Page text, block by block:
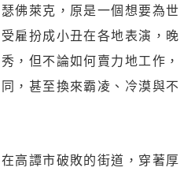
佛萊克，原是一個想要為世
雇扮成小丑在各地表演，晚
，但不論如何賣力地工作，
，甚至換來霸凌、冷漠與不
高譚市破敗的街道，穿著厚